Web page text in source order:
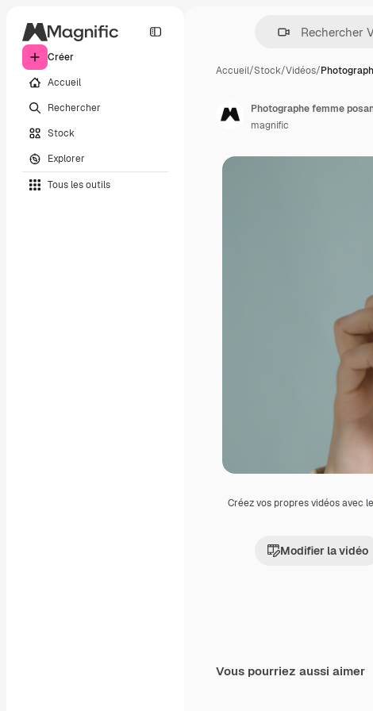
Créer
Accueil
Rechercher
Stock
Explorer
Tous les outils
Accueil/Stock/Vidéos/
Créez vos propres vidéos avec le
Modifier la vidéo
Photographe femme
magnific
Vous pourriez aussi aimer